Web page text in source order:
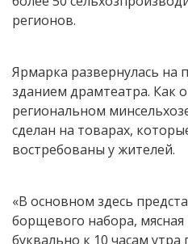
регионов.
Ярмарка развернулась на
зданием драмтеатра. Как
региональном
сделан на товарах,
востребованы у жителей.
«В основном здесь
борщевого набора,
буквально к 10 часам утра